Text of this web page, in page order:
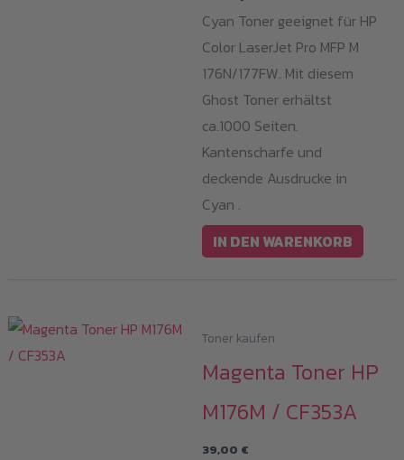
Cyan Toner geeignet für HP
Color LaserJet Pro MFP M
176N/177FW. Mit diesem
Ghost Toner erhältst
ca.1000 Seiten.
Kantenscharfe und
deckende Ausdrucke in
Cyan .
IN DEN WARENKORB
Toner kaufen
Magenta Toner HP
M176M / CF353A
39,00 €